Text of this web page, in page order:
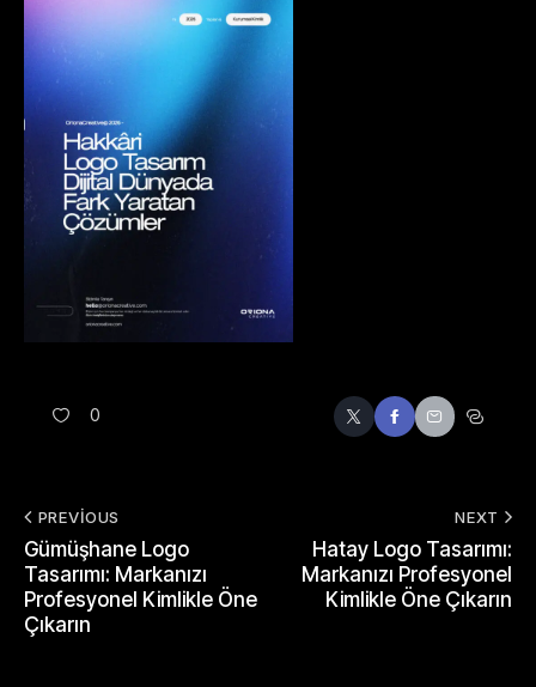
0
PREVIOUS
Gümüşhane Logo
Tasarımı: Markanızı
Profesyonel Kimlikle Öne
Çıkarın
NEXT
Hatay Logo Tasarımı:
Markanızı Profesyonel
Kimlikle Öne Çıkarın